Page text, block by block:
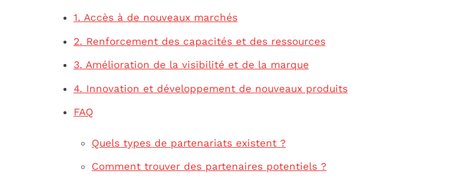
1. Accès à de nouveaux marchés
2. Renforcement des capacités et des ressources
3. Amélioration de la visibilité et de la marque
4. Innovation et développement de nouveaux produits
FAQ
Quels types de partenariats existent ?
Comment trouver des partenaires potentiels ?